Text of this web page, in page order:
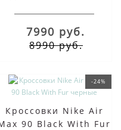
7990 руб.
8990 руб.
-24%
Кроссовки Nike Air
90 Black With Fur